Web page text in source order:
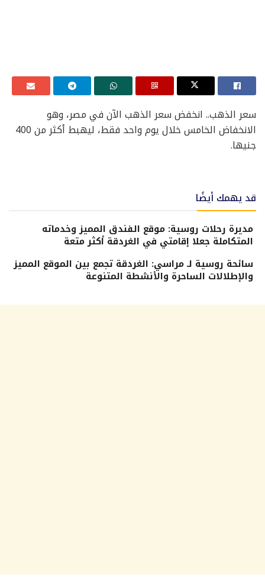
سعر الذهب.. انخفض سعر الذهب الآن في مصر، وهو
الانخفاض الخامس خلال يوم واحد فقط، ليهبط أكثر من 400
جنيها.
قد يهمك أيضًا
مديرة رحلات روسية: موقع الفندق المميز وخدماته
المتكاملة جعلا إقامتي في الغردقة أكثر متعة
سائحة روسية لـ مراسي: الغردقة تجمع بين الموقع المميز
والإطلالات الساحرة والأنشطة المتنوعة